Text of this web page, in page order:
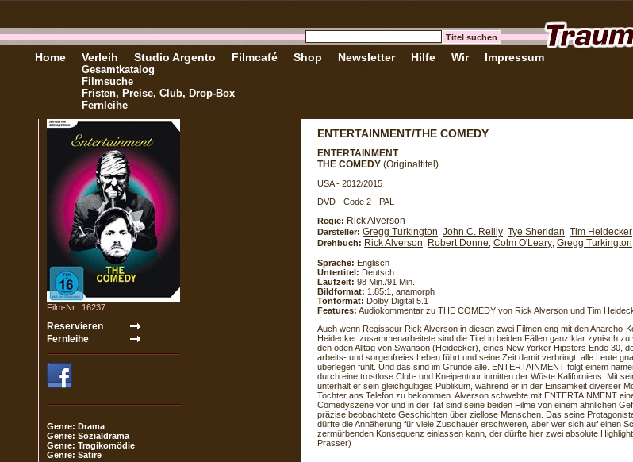
Home Verleih
Gesamtkatalog
Filmsuche
Fristen, Preise, Club, Drop-Box
Fernleihe
Studio Argento Filmcafé Shop Newsletter Hilfe Wir Impressum
Film-Nr.: 16237
Genre: Drama
Genre: Sozialdrama
Genre: Tragikomödie
Genre: Satire
ENTERTAINMENT/THE COMEDY
ENTERTAINMENT
THE COMEDY (Originaltitel)
USA - 2012/2015
DVD - Code 2 - PAL
Regie: Rick Alverson
Darsteller: Gregg Turkington John C. Reilly Tye Sheridan Tim Heidecker
Drehbuch: Rick Alverson Robert Donne Colm O'Leary Gregg Turkington
Sprache: Englisch
Untertitel: Deutsch
Laufzeit: 98 Min./91 Min.
Bildformat: 1.85:1, anamorph
Tonformat: Dolby Digital 5.1
Features: Audiokommentar zu THE COMEDY von Rick Alverson und Tim
Auch wenn Regisseur Rick Alverson in diesen zwei Filmen eng mit den Anarcho-
Heidecker zusammenarbeitete sind die Titel in beiden Fällen ganz klar zynisch
den öden Alltag von Swanson (Heidecker), eines New Yorker Hipsters Ende 30,
arbeits- und sorgenfreies Leben führt und seine Zeit damit verbringt, alle Leute
überlegen fühlt. Und das sind im Grunde alle. ENTERTAINMENT folgt einem
durch eine trostlose Club- und Kneipentour inmitten der Wüste Kaliforniens. Mit
unterhält er sein gleichgültiges Publikum, während er in der Einsamkeit diverser
Tochter ans Telefon zu bekommen. Alverson schwebte mit ENTERTAINMENT
Comedyszene vor und in der Tat sind seine beiden Filme von einem ähnlichen
präzise beobachtete Geschichten über ziellose Menschen. Das seine
dürfte die Annäherung für viele Zuschauer erschweren, aber wer sich auf einen
zermürbenden Konsequenz einlassen kann, der dürfte hier zwei absolute
Prasser)